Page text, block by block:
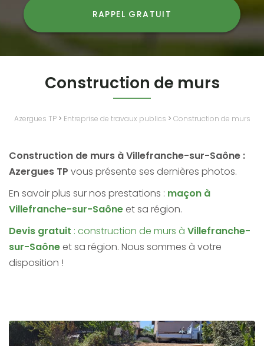
RAPPEL GRATUIT
Construction de murs
Azergues TP> Entreprise de travaux publics > Construction de murs
Construction de murs à Villefranche-sur-Saône :
Azergues TP vous présente ses dernières photos.
En savoir plus sur nos prestations : maçon à
Villefranche-sur-Saône et sa région.
Devis gratuit : construction de murs à Villefranche-
sur-Saône et sa région. Nous sommes à votre
disposition !